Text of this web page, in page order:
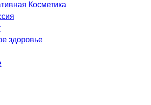
Косметика
здоровье